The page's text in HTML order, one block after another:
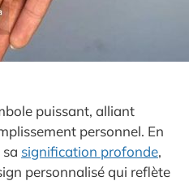
puissant, alliant
personnel. En
signification profonde,
personnalisé qui reflète